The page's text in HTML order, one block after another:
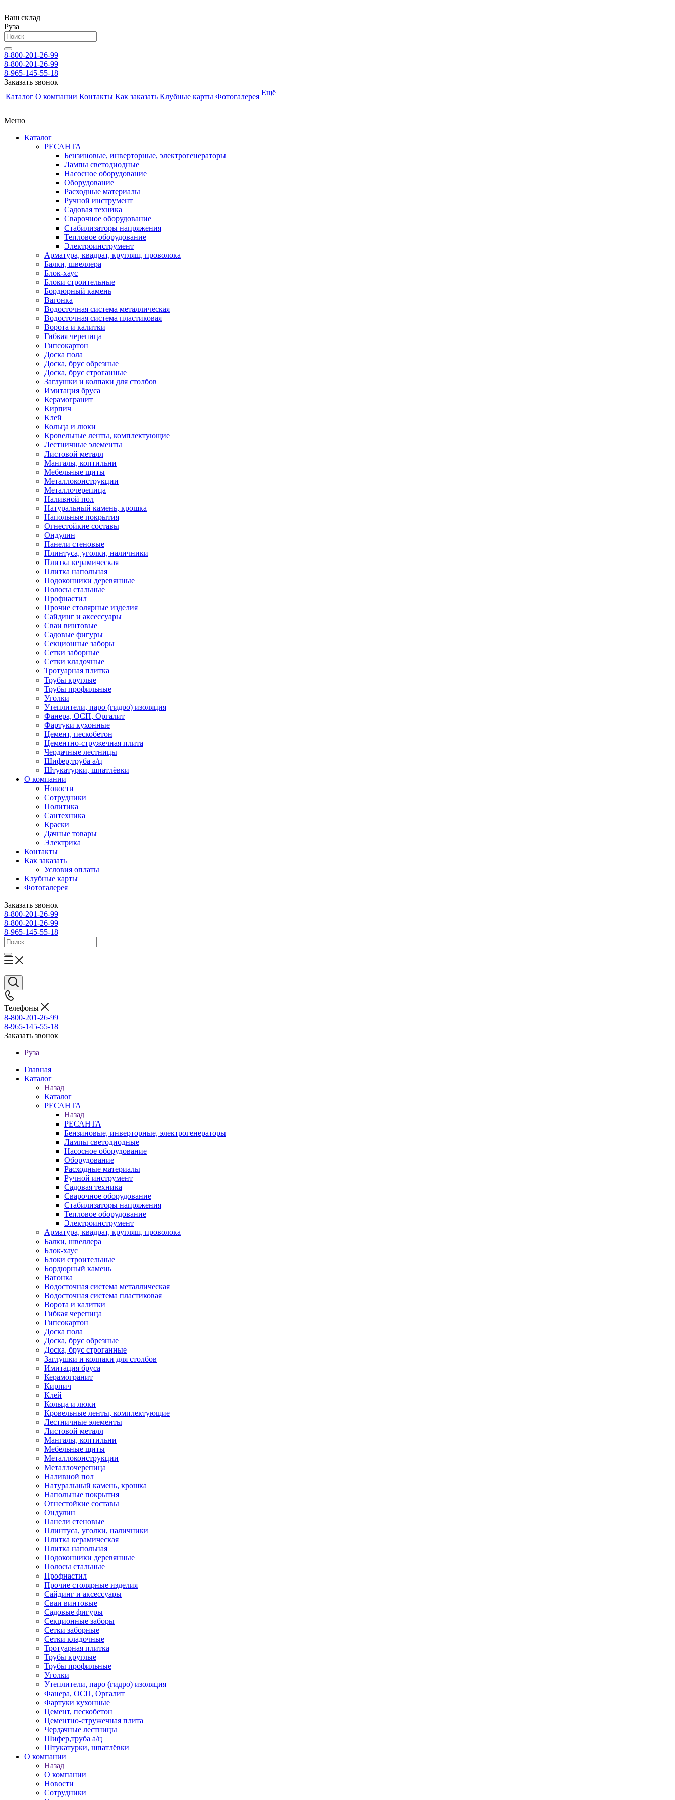
Ваш склад
Руза
8-800-201-26-99
8-800-201-26-99
8-965-145-55-18
Заказать звонок
Каталог О компании Контакты Как заказать Клубные карты Фотогалерея Ещё
Меню
Каталог
РЕСАНТА
Бензиновые, инверторные, электрогенераторы
Лампы светодиодные
Насосное оборудование
Оборудование
Расходные материалы
Ручной инструмент
Садовая техника
Сварочное оборудование
Стабилизаторы напряжения
Тепловое оборудование
Электроинструмент
Арматура, квадрат, кругляш, проволока
Балки, швеллера
Блок-хаус
Блоки строительные
Бордюрный камень
Вагонка
Водосточная система металлическая
Водосточная система пластиковая
Ворота и калитки
Гибкая черепица
Гипсокартон
Доска пола
Доска, брус обрезные
Доска, брус строганные
Заглушки и колпаки для столбов
Имитация бруса
Керамогранит
Кирпич
Клей
Кольца и люки
Кровельные ленты, комплектующие
Лестничные элементы
Листовой металл
Мангалы, коптильни
Мебельные щиты
Металлоконструкции
Металлочерепица
Наливной пол
Натуральный камень, крошка
Напольные покрытия
Огнестойкие составы
Ондулин
Панели стеновые
Плинтуса, уголки, наличники
Плитка керамическая
Плитка напольная
Подоконники деревянные
Полосы стальные
Профнастил
Прочие столярные изделия
Сайдинг и аксессуары
Сваи винтовые
Садовые фигуры
Секционные заборы
Сетки заборные
Сетки кладочные
Тротуарная плитка
Трубы круглые
Трубы профильные
Уголки
Утеплители, паро (гидро) изоляция
Фанера, ОСП, Оргалит
Фартуки кухонные
Цемент, пескобетон
Цементно-стружечная плита
Чердачные лестницы
Шифер,труба а/ц
Штукатурки, шпатлёвки
О компании
Новости
Сотрудники
Политика
Сантехника
Краски
Дачные товары
Электрика
Контакты
Как заказать
Условия оплаты
Клубные карты
Фотогалерея
Заказать звонок
8-800-201-26-99
8-800-201-26-99
8-965-145-55-18
Телефоны
8-800-201-26-99
8-965-145-55-18
Заказать звонок
Руза
Главная
Каталог
Назад
Каталог
РЕСАНТА
Назад
РЕСАНТА
Бензиновые, инверторные, электрогенераторы
Лампы светодиодные
Насосное оборудование
Оборудование
Расходные материалы
Ручной инструмент
Садовая техника
Сварочное оборудование
Стабилизаторы напряжения
Тепловое оборудование
Электроинструмент
Арматура, квадрат, кругляш, проволока
Балки, швеллера
Блок-хаус
Блоки строительные
Бордюрный камень
Вагонка
Водосточная система металлическая
Водосточная система пластиковая
Ворота и калитки
Гибкая черепица
Гипсокартон
Доска пола
Доска, брус обрезные
Доска, брус строганные
Заглушки и колпаки для столбов
Имитация бруса
Керамогранит
Кирпич
Клей
Кольца и люки
Кровельные ленты, комплектующие
Лестничные элементы
Листовой металл
Мангалы, коптильни
Мебельные щиты
Металлоконструкции
Металлочерепица
Наливной пол
Натуральный камень, крошка
Напольные покрытия
Огнестойкие составы
Ондулин
Панели стеновые
Плинтуса, уголки, наличники
Плитка керамическая
Плитка напольная
Подоконники деревянные
Полосы стальные
Профнастил
Прочие столярные изделия
Сайдинг и аксессуары
Сваи винтовые
Садовые фигуры
Секционные заборы
Сетки заборные
Сетки кладочные
Тротуарная плитка
Трубы круглые
Трубы профильные
Уголки
Утеплители, паро (гидро) изоляция
Фанера, ОСП, Оргалит
Фартуки кухонные
Цемент, пескобетон
Цементно-стружечная плита
Чердачные лестницы
Шифер,труба а/ц
Штукатурки, шпатлёвки
О компании
Назад
О компании
Новости
Сотрудники